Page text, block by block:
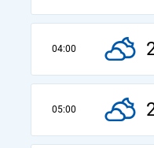
04:00
05:00